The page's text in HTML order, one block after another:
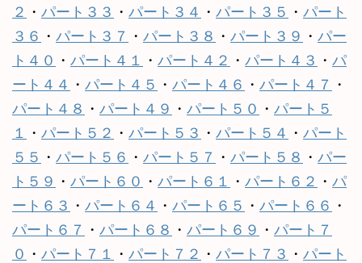
２ ・ パート３３ ・ パート３４ ・ パート３５ ・ パート
３６ ・ パート３７ ・ パート３８ ・ パート３９ ・ パー
ト４０ ・ パート４１ ・ パート４２ ・ パート４３ ・ パ
ート４４ ・ パート４５ ・ パート４６ ・ パート４７ ・
パート４８ ・ パート４９ ・ パート５０ ・ パート５
１ ・ パート５２ ・ パート５３ ・ パート５４ ・ パート
５５ ・ パート５６ ・ パート５７ ・ パート５８ ・ パー
ト５９ ・ パート６０ ・ パート６１ ・ パート６２ ・ パ
ート６３ ・ パート６４ ・ パート６５ ・ パート６６ ・
パート６７ ・ パート６８ ・ パート６９ ・ パート７
０ ・ パート７１ ・ パート７２ ・ パート７３ ・ パート